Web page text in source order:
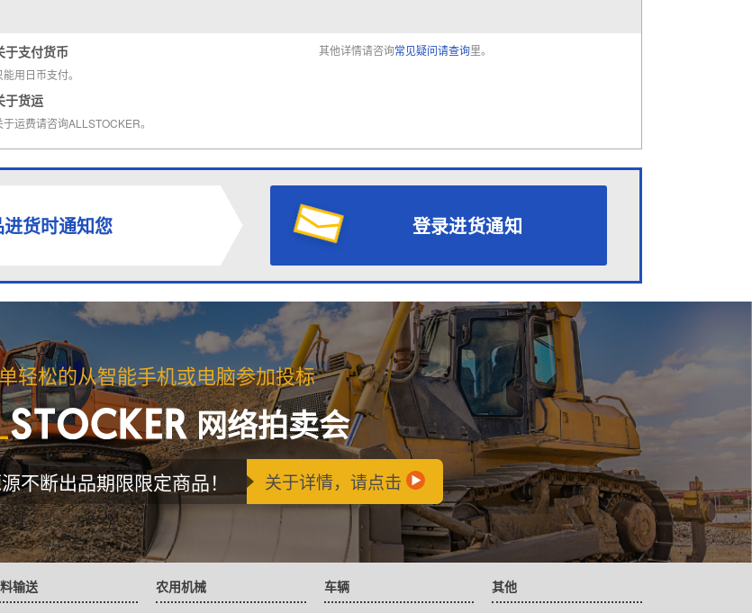
于支付货币
能用日币支付。
于货运
于运费请咨询ALLSTOCKER。
其他详情请咨询常见疑问请查询里。
货时通知您 登录进货通知
轻松的从智能手机或电脑参加投标
网络拍卖会
不断出品期限限定商品！ 关于详情，请点击
输送 农用机械 车辆 其他